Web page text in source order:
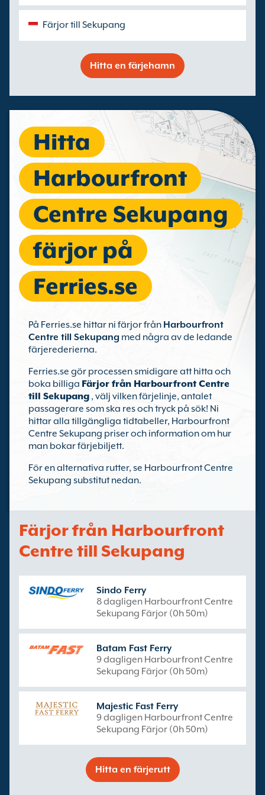
Färjor till Sekupang
Hitta en färjehamn
Hitta
Harbourfront
Centre Sekupang
färjor på
Ferries.se
På Ferries.se hittar ni färjor från Harbourfront
Centre till Sekupang med några av de ledande
färjerederierna.
Ferries.se gör processen smidigare att hitta och
boka billiga Färjor från Harbourfront Centre
till Sekupang , välj vilken färjelinje, antalet
passagerare som ska res och tryck på sök! Ni
hittar alla tillgängliga tidtabeller, Harbourfront
Centre Sekupang priser och information om hur
man bokar färjebiljett.
För en alternativa rutter, se Harbourfront Centre
Sekupang substitut nedan.
Färjor från Harbourfront
Centre till Sekupang
Sindo Ferry
8 dagligen Harbourfront Centre
Sekupang Färjor (0h 50m)
Batam Fast Ferry
9 dagligen Harbourfront Centre
Sekupang Färjor (0h 50m)
Majestic Fast Ferry
9 dagligen Harbourfront Centre
Sekupang Färjor (0h 50m)
Hitta en färjerutt